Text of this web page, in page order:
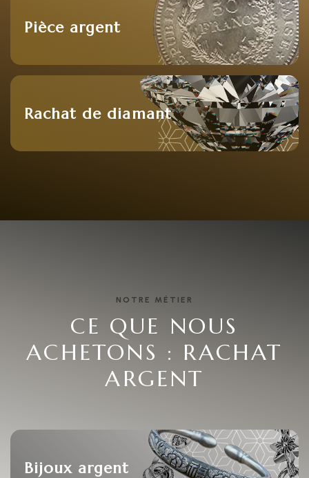
Pièce argent
Rachat de diamant
NOTRE MÉTIER
CE QUE NOUS
ACHETONS : RACHAT
ARGENT
Bijoux argent